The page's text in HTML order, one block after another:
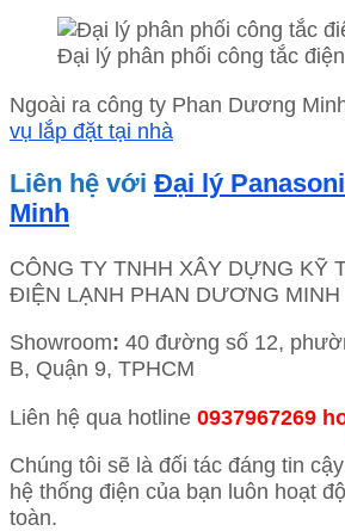
Đại lý phân phối công tắc
Ngoài ra công ty Phan Dương
vụ lắp đặt tại nhà
Liên hệ với Đại lý
Minh
CÔNG TY TNHH XÂY DỰNG KỸ
ĐIỆN LẠNH PHAN DƯƠNG MINH
Showroom: 40 đường số 12,
B, Quận 9, TPHCM
Liên hệ qua hotline 0937967269
Chúng tôi sẽ là đối tác đáng tin
hệ thống điện của bạn luôn hoạt
toàn.